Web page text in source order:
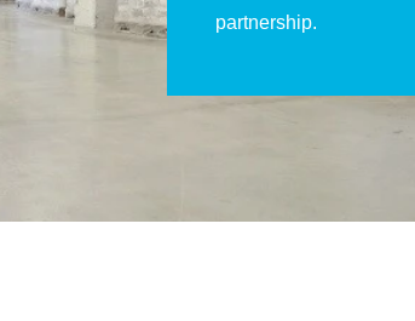
partnership.